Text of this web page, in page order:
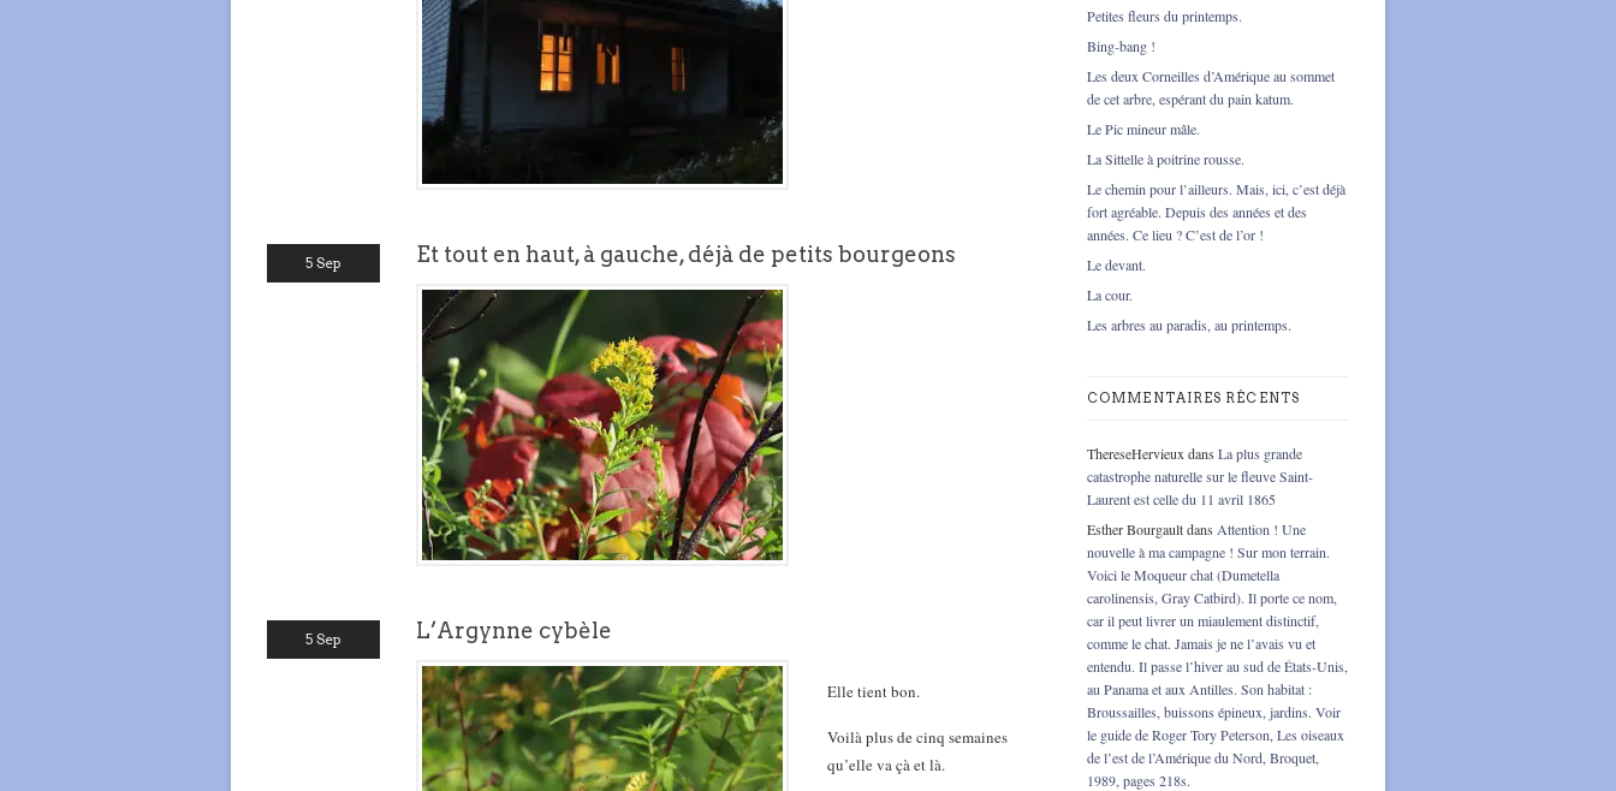
5 Sep Et tout en haut, à gauche, déjà de petits bourgeons
5 Sep L’Argynne cybèle
Elle tient bon.
Voilà plus de cinq semaines
qu’elle va çà et là.
Petites fleurs du printemps.
Bing-bang !
Les deux Corneilles d’Amérique au sommet
de cet arbre, espérant du pain katum.
Le Pic mineur mâle.
La Sittelle à poitrine rousse.
Le chemin pour l’ailleurs. Mais, ici, c’est déjà
fort agréable. Depuis des années et des
années. Ce lieu ? C’est de l’or !
Le devant.
La cour.
Les arbres au paradis, au printemps.
COMMENTAIRES RÉCENTS
ThereseHervieux dans La plus grande
catastrophe naturelle sur le fleuve Saint-
Laurent est celle du 11 avril 1865
Esther Bourgaultdans Attention ! Une
nouvelle à ma campagne ! Sur mon terrain.
Voici le Moqueur chat (Dumetella
carolinensis, Gray Catbird). Il porte ce nom,
car il peut livrer un miaulement distinctif,
comme le chat. Jamais je ne l’avais vu et
entendu. Il passe l’hiver au sud de États-Unis,
au Panama et aux Antilles. Son habitat :
Broussailles, buissons épineux, jardins. Voir
le guide de Roger Tory Peterson, Les oiseaux
de l’est de l’Amérique du Nord, Broquet,
1989, pages 218s.